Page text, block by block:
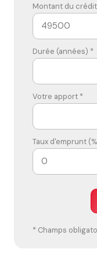
Montant du
Durée (années) *
Votre apport *
Taux d'emprunt
* Champs